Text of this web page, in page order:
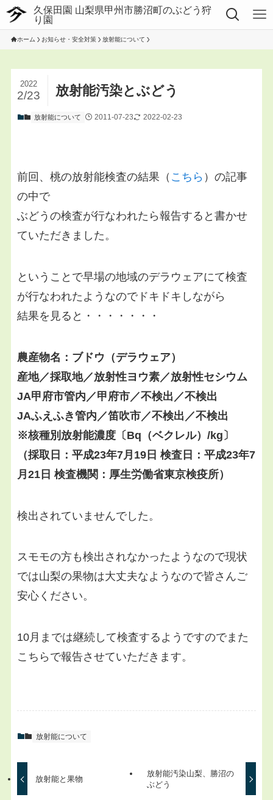
ホーム お知らせ・安全対策 放射能について
放射能汚染とぶどう
2022
2/23
放射能について 2011-07-23 2022-02-23
前回、桃の放射能検査の結果（ こちら ）の記事
の中で
ぶどうの検査が行なわれたら報告すると書かせ
ていただきました。
ということで早場の地域のデラウェアにて検査
が行なわれたようなのでドキドキしながら
結果を見ると・・・・・・・
農産物名：ブドウ（デラウェア）
産地／採取地／放射性ヨウ素／放射性セシウム
JA甲府市管内／甲府市／不検出／不検出
JAふえふき管内／笛吹市／不検出／不検出
※核種別放射能濃度〔Bq（ベクレル）/kg〕
（採取日：平成23年7月19日 検査日：平成23年7
月21日 検査機関：厚生労働省東京検疫所）
検出されていませんでした。
スモモの方も検出されなかったようなので現状
では山梨の果物は大丈夫なようなので皆さんご
安心ください。
10月までは継続して検査するようですのでまた
こちらで報告させていただきます。
放射能について
放射能と果物
放射能汚染山梨、勝沼の
ぶどう